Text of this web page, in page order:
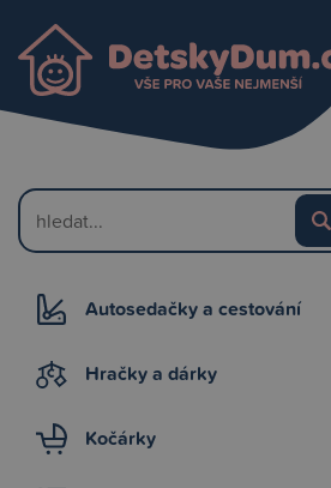
Autosedačky a cestování
Hračky a dárky
Kočárky